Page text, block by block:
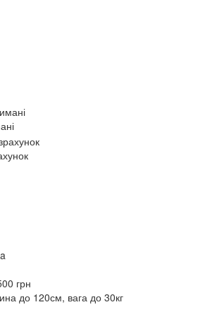
грн
до 120см, вага до 30кг